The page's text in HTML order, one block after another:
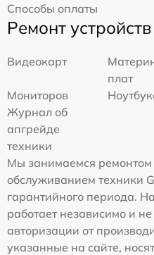
Способы оплаты
Ремонт устройств
Видеокарт
плат
Мониторов
Журнал об
апгрейде
техники
Мы занимаемся ремонтом
обслуживанием техники
гарантийного периода.
работает независимо и
авторизации от
указанные на сайте,